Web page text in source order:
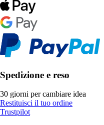
Spedizione e reso
30 giorni per cambiare idea
Restituisci il tuo ordine
Trustpilot